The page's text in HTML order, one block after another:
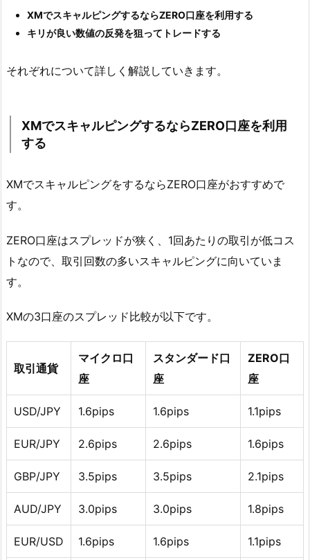
XMでスキャルピングするならZERO口座を利用する
キリが良い数値の反発を狙ってトレードする
それぞれについて詳しく解説していきます。
XMでスキャルピングするならZERO口座を利用
する
XMでスキャルピングをするならZERO口座がおすすめで
す。
ZERO口座はスプレッドが狭く、1回あたりの取引が低コス
トなので、取引回数の多いスキャルピングに向いていま
す。
XMの3口座のスプレッド比較が以下です。
取引通貨
マイクロ口
座
スタンダード口
座
ZERO口
座
USD/JPY 1.6pips 1.6pips 1.1pips
EUR/JPY 2.6pips 2.6pips 1.6pips
GBP/JPY 3.5pips 3.5pips 2.1pips
AUD/JPY 3.0pips 3.0pips 1.8pips
EUR/USD 1.6pips 1.6pips 1.1pips